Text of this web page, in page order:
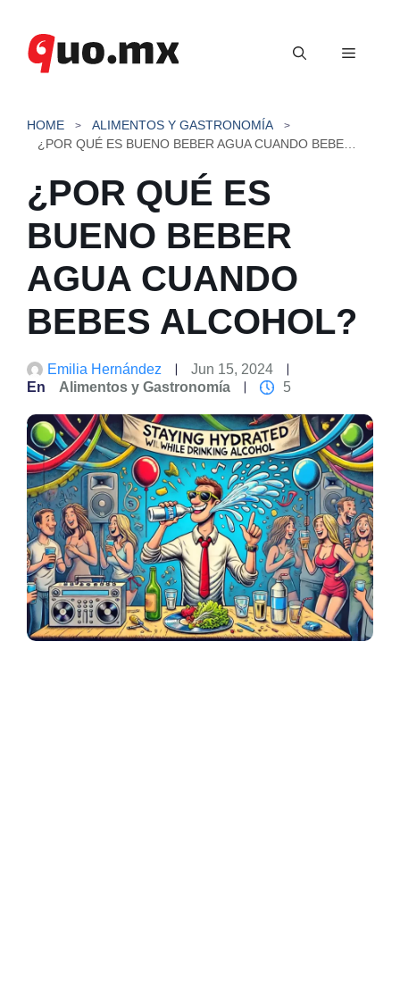
contenido
Menú
HOME
ALIMENTOS Y GASTRONOMÍA
¿POR QUÉ ES
BUENO BEBER
AGUA CUANDO
BEBES ALCOHOL?
Emilia Hernández
Jun 15, 2024
En
Alimentos y Gastronomía 5